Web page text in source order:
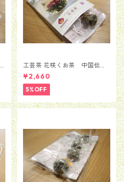
工芸茶 花咲くお茶 中国伝統
花茶 工芸茶8粒セット
¥2,660
5%OFF